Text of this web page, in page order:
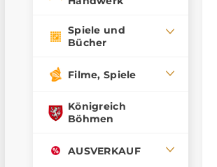
Spiele und
Bücher
Filme, Spiele
Königreich
Böhmen
AUSVERKAUF